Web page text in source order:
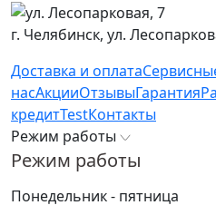
г. Челябинск, ул.
Доставка и оплата
насАкцииОтзывыГарантия
кредитTestКонтакты
Режим работы
Режим работы
Понедельник - пятница